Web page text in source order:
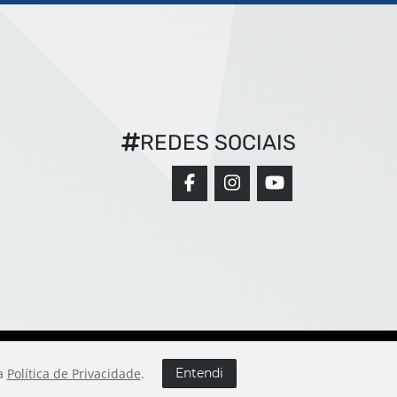
REDES SOCIAIS
Política de Privacidade. Entendi